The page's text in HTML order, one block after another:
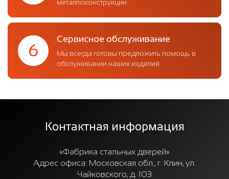
металлоконструкции
6
Сервисное обслуживание
Мы всегда готовы предложить помощь в
обслуживании наших изделий
Контактная информация
«Фабрика стальных дверей»
Адрес офиса: Московская обл., г. Клин, ул.
Чайковского, д. 103